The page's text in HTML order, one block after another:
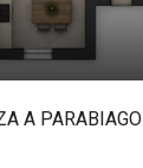
A PARABIAGO